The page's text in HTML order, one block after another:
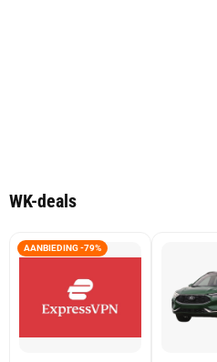
WK-deals
AANBIEDING -79%